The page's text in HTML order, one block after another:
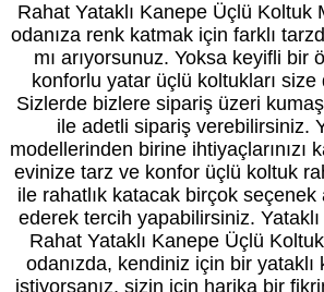
Rahat Yataklı Kanepe Üçlü Koltuk
odanıza renk katmak için farklı
mı arıyorsunuz. Yoksa keyifli bir
konforlu yatar üçlü koltukları size
Sizlerde bizlere sipariş üzeri
ile adetli sipariş verebilirsiniz.
modellerinden birine ihtiyaçlarınızı
evinize tarz ve konfor üçlü koltuk
ile rahatlık katacak birçok seçenek
ederek tercih yapabilirsiniz.
Rahat Yataklı Kanepe Üçlü
odanızda, kendiniz için bir
istiyorsanız, sizin için harika bir